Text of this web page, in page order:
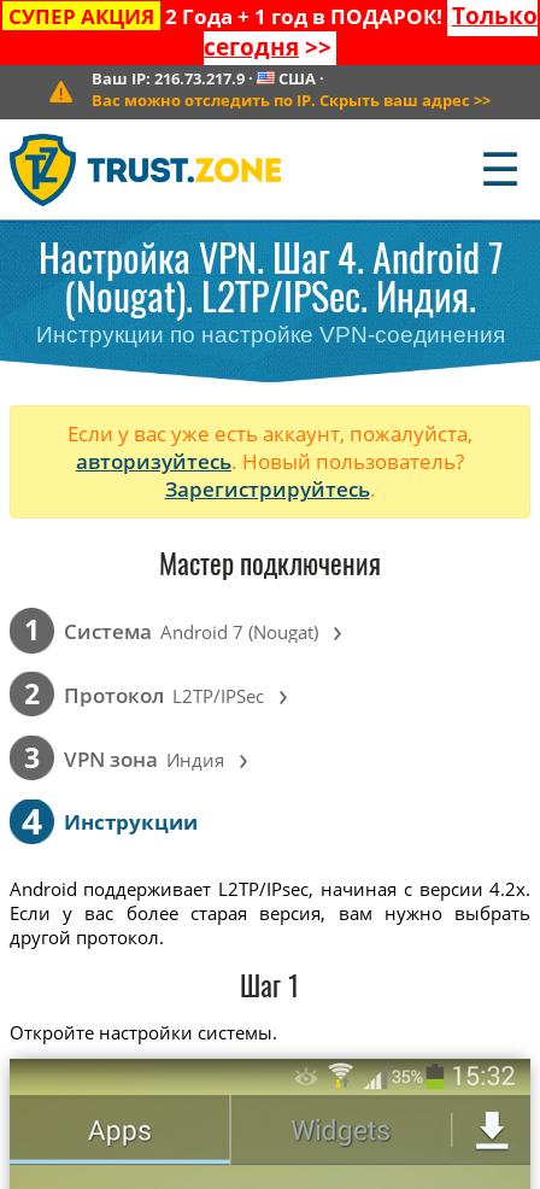
СУПЕР АКЦИЯ 2 Года + 1 год в ПОДАРОК! Только
сегодня >>
Ваш IP: 216.73.217.9· США·
Вас можно отследить по IP. Скрыть ваш адрес >>
☰
Настройка VPN. Шаг 4. Android 7
(Nougat). L2TP/IPSec. Индия.
Инструкции по настройке VPN-соединения
Если у вас уже есть аккаунт, пожалуйста,
авторизуйтесь. Новый пользователь?
Зарегистрируйтесь.
Мастер подключения
1 Cистема Android 7 (Nougat) ›
2 Протокол L2TP/IPSec ›
3 VPN зона Индия ›
4 Инструкции
Android поддерживает L2TP/IPsec, начиная с версии 4.2x.
Если у вас более старая версия, вам нужно выбрать
другой протокол.
Шаг 1
Откройте настройки системы.